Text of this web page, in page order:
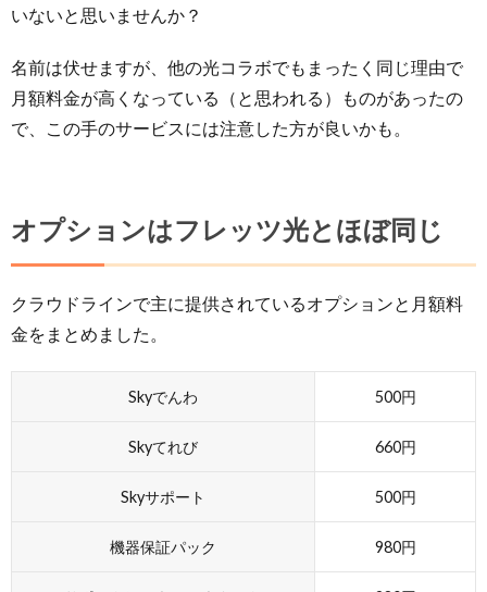
いないと思いませんか？
名前は伏せますが、他の光コラボでもまったく同じ理由で
月額料金が高くなっている（と思われる）ものがあったの
で、この手のサービスには注意した方が良いかも。
オプションはフレッツ光とほぼ同じ
クラウドラインで主に提供されているオプションと月額料
金をまとめました。
Skyでんわ 500円
Skyてれび 660円
Skyサポート 500円
機器保証パック 980円